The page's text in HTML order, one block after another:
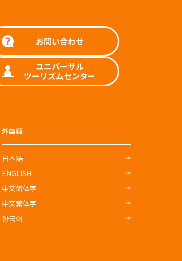
お問い合わせ
ユニバーサル
ツーリズムセンター
外国語
日本語
ENGLISH
中文简体字
中文繁体字
한국어